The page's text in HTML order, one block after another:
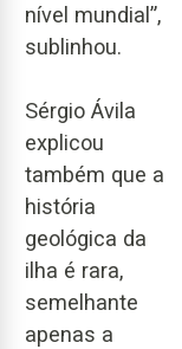
nível mundial”,
sublinhou.
Sérgio Ávila
explicou
também que a
história
geológica da
ilha é rara,
semelhante
apenas a